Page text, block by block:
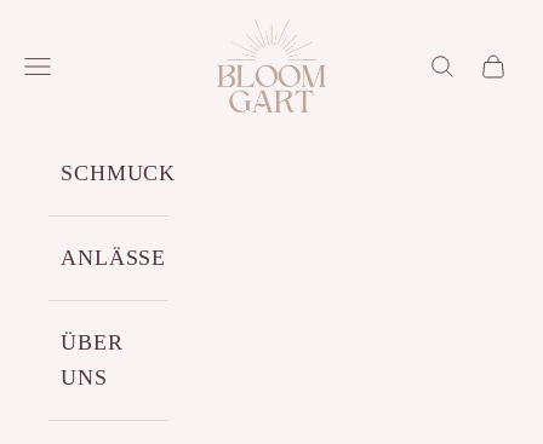
Bloomgart
Menü
Suchen
SCHMUCK
ANLÄSSE
ÜBER
UNS